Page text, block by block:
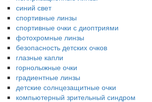
синий свет
спортивные линзы
спортивные очки с диоптриями
фотохромные линзы
безопасность детских очков
глазные капли
горнолыжные очки
градиентные линзы
детские солнцезащитные очки
компьютерный зрительный синдром